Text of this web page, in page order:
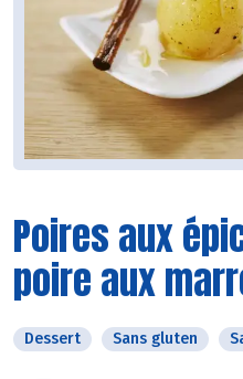
Poires aux
poire aux
Dessert Sans gluten